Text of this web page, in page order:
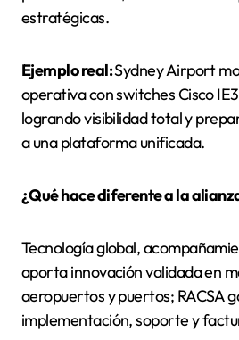
estratégicas.
Ejemplo real:Sydney Airport
operativa con switches Cisco
logrando visibilidad total y
a una plataforma unificada.
¿Qué hace diferente a la
Tecnología global,
aporta innovación validada en
aeropuertos y puertos; RACSA
implementación, soporte y